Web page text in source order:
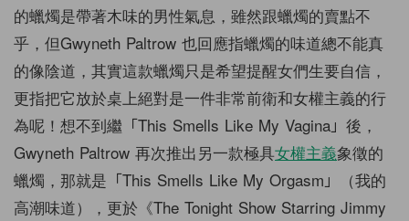
的蠟燭是帶著木味的男性氣息，雖然跟蠟燭的賣點不
乎，但Gwyneth Paltrow 也回應指蠟燭的味道總不能真
的像陰道，其實這款蠟燭只是希望提醒女們生要自信，
更指把它放於桌上絕對是一件非常前衛和女權主義的行
為呢！想不到繼「This Smells Like My Vagina」後，
Gwyneth Paltrow 再次推出另一款極具女權主義象徵的
蠟燭，那就是「This Smells Like My Orgasm」（我的
高潮味道），更於《The Tonight Show Starring Jimmy